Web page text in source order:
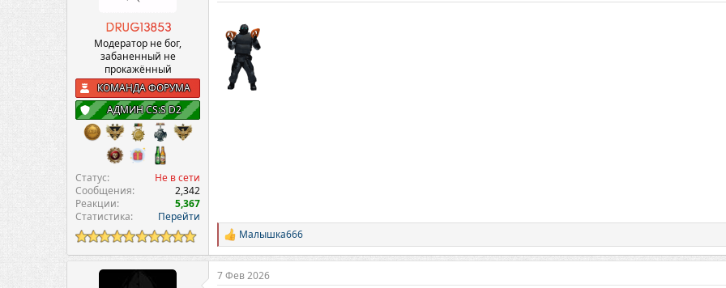
DRUG13853
Модератор не бог,
забаненный не
прокажëнный
КОМАНДА ФОРУМА
АДМИН CS:S D2
Статус
Не в сети
Сообщения
2,342
Реакции
5,367
Статистика
Перейти
Р
е
а
к
Малышка666
7 Фев 2026